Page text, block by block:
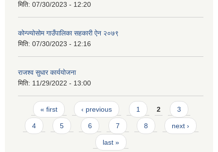
मिति: 07/30/2023 - 12:20
कोन्ज्योसोम गाउँपालिका सहकारी ऐन २०७९
मिति: 07/30/2023 - 12:16
राजश्व सुधार कार्ययोजना
मिति: 11/29/2022 - 13:00
Pages
« first ‹ previous 1 2 3
4 5 6 7 8 next ›
last »